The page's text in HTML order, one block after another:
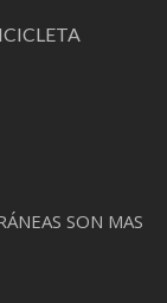
SON MAS